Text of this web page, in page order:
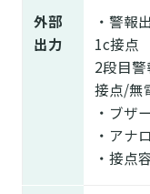
外部
出力
・警報
1c接点
2段目
接点/無
・ブザ
・アナ
・接点